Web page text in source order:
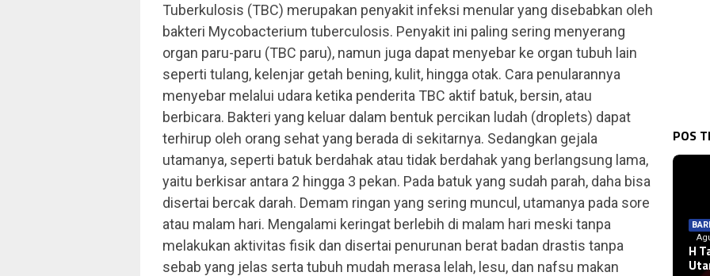
Tuberkulosis (TBC) merupakan penyakit infeksi menular yang disebabkan oleh
bakteri Mycobacterium tuberculosis. Penyakit ini paling sering menyerang
organ paru-paru (TBC paru), namun juga dapat menyebar ke organ tubuh lain
seperti tulang, kelenjar getah bening, kulit, hingga otak. Cara penularannya
menyebar melalui udara ketika penderita TBC aktif batuk, bersin, atau
berbicara. Bakteri yang keluar dalam bentuk percikan ludah (droplets) dapat
terhirup oleh orang sehat yang berada di sekitarnya. Sedangkan gejala
utamanya, seperti batuk berdahak atau tidak berdahak yang berlangsung lama,
yaitu berkisar antara 2 hingga 3 pekan. Pada batuk yang sudah parah, daha bisa
disertai bercak darah. Demam ringan yang sering muncul, utamanya pada sore
atau malam hari. Mengalami keringat berlebih di malam hari meski tanpa
melakukan aktivitas fisik dan disertai penurunan berat badan drastis tanpa
sebab yang jelas serta tubuh mudah merasa lelah, lesu, dan nafsu makan
POS
H
2026